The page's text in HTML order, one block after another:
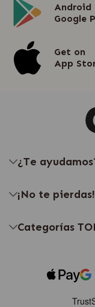
Android
Google
Get on
App
¿Te
¡No te pierdas!
Categorías